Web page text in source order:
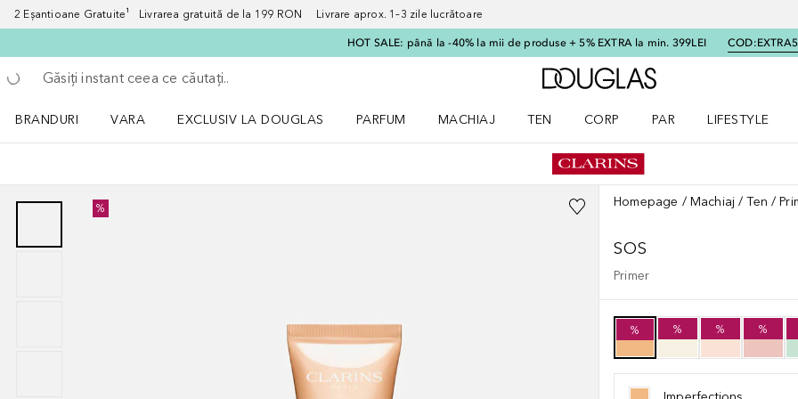
2 Eșantioane Gratuite¹ Livrarea gratuită de la 199 RON Livrare aprox. 1–3 zile lucrătoare
HOT SALE: până la -40% la mii de produse + 5% EXTRA la min. 399LEI COD:
Înapoi
Executați căutarea
Către pagina principală
BRANDURI
VARA
EXCLUSIV LA DOUGLAS
PARFUM
MACHIAJ
TEN
CORP
PAR
LIFESTYLE
% Homepage Machiaj Ten
SOS
Primer
% % % %